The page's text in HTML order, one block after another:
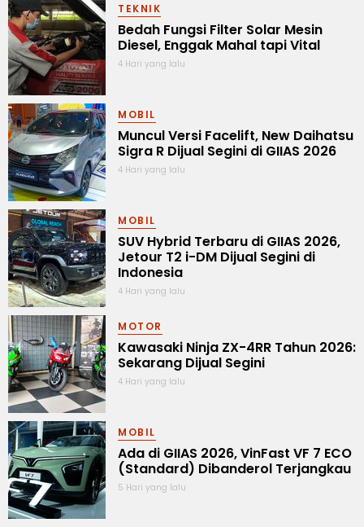
TEKNIK
Bedah Fungsi Filter Solar Mesin
Diesel, Enggak Mahal tapi Vital
4 Hari yang lalu
MOBIL
Muncul Versi Facelift, New Daihatsu
Sigra R Dijual Segini di GIIAS 2026
4 Hari yang lalu
MOBIL
SUV Hybrid Terbaru di GIIAS 2026,
Jetour T2 i-DM Dijual Segini di
Indonesia
4 Hari yang lalu
MOTOR
Kawasaki Ninja ZX-4RR Tahun 2026:
Sekarang Dijual Segini
4 Hari yang lalu
MOBIL
Ada di GIIAS 2026, VinFast VF 7 ECO
(Standard) Dibanderol Terjangkau
5 Hari yang lalu